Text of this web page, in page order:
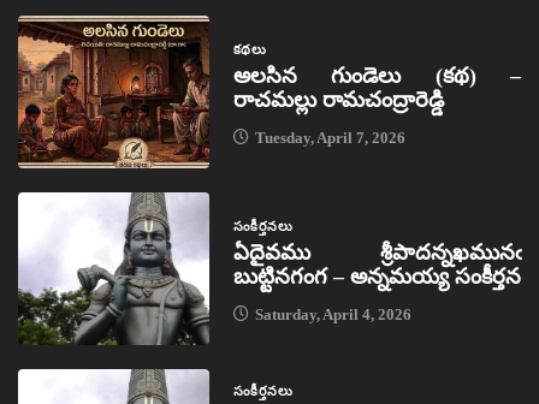
కథలు
అలసిన గుండెలు (కథ) –
రాచమల్లు రామచంద్రారెడ్డి
Tuesday, April 7, 2026
సంకీర్తనలు
ఏదైవము శ్రీపాదన్నఖమునఁ
బుట్టినగంగ – అన్నమయ్య సంకీర్తన
Saturday, April 4, 2026
సంకీర్తనలు